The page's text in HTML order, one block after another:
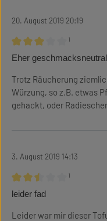
20. August 2019 20:19
Bewertung mit 3 von 5
¹
Eher geschmacksneutral
Trotz Räucherung
Würzung, so z.B. etwas
gehackt, oder
3. August 2019 14:13
Bewertung mit 2.5 von 5
¹
leider fad
Leider war mir dieser